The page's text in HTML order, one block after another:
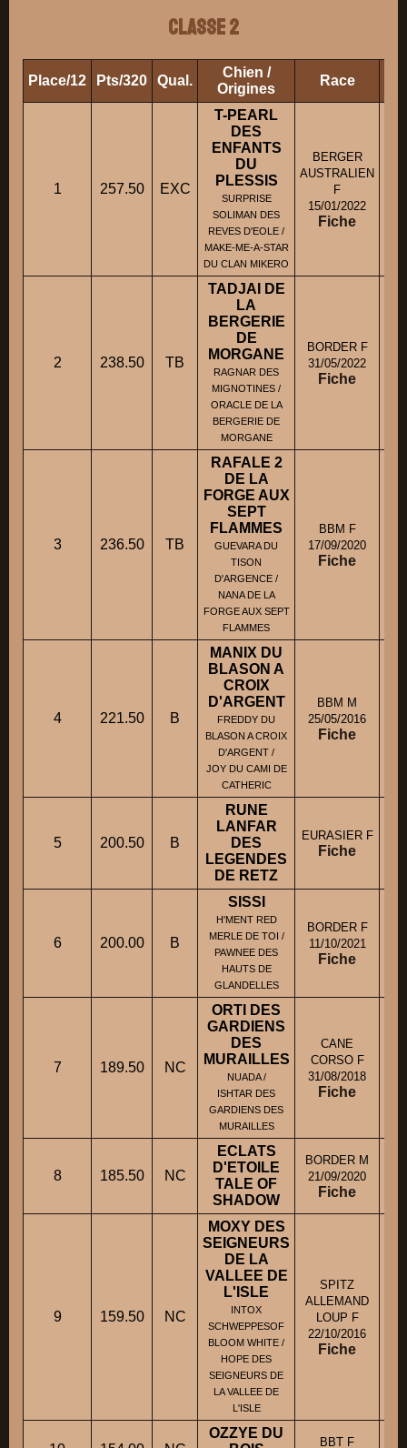
Classe 2
Place/12 Pts/320 Qual.
Chien /
Origines
Race
1 257.50 EXC
T-PEARL
DES
ENFANTS
DU
PLESSIS
SURPRISE
SOLIMAN DES
REVES D'EOLE /
MAKE-ME-A-STAR
DU CLAN MIKERO
BERGER
AUSTRALIEN
F
15/01/2022
Fiche
2 238.50 TB
TADJAI DE
LA
BERGERIE
DE
MORGANE
RAGNAR DES
MIGNOTINES /
ORACLE DE LA
BERGERIE DE
MORGANE
BORDER F
31/05/2022
Fiche
3 236.50 TB
RAFALE 2
DE LA
FORGE AUX
SEPT
FLAMMES
GUEVARA DU
TISON
D'ARGENCE /
NANA DE LA
FORGE AUX SEPT
FLAMMES
BBM F
17/09/2020
Fiche
4 221.50 B
MANIX DU
BLASON A
CROIX
D'ARGENT
FREDDY DU
BLASON A CROIX
D'ARGENT /
JOY DU CAMI DE
CATHERIC
BBM M
25/05/2016
Fiche
5 200.50 B
RUNE
LANFAR
DES
LEGENDES
DE RETZ
EURASIER F
Fiche
6 200.00 B
SISSI
H'MENT RED
MERLE DE TOI /
PAWNEE DES
HAUTS DE
GLANDELLES
BORDER F
11/10/2021
Fiche
7 189.50 NC
ORTI DES
GARDIENS
DES
MURAILLES
NUADA /
ISHTAR DES
GARDIENS DES
MURAILLES
CANE
CORSO F
31/08/2018
Fiche
8 185.50 NC
ECLATS
D'ETOILE
TALE OF
SHADOW
BORDER M
21/09/2020
Fiche
9 159.50 NC
MOXY DES
SEIGNEURS
DE LA
VALLEE DE
L'ISLE
INTOX
SCHWEPPESOF
BLOOM WHITE /
HOPE DES
SEIGNEURS DE
LA VALLEE DE
L'ISLE
SPITZ
ALLEMAND
LOUP F
22/10/2016
Fiche
OZZYE DU
BBT F